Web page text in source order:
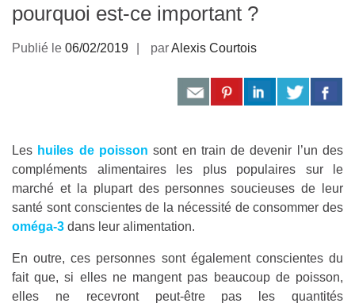
pourquoi est-ce important ?
Publié le 06/02/2019 parAlexis Courtois
Les huiles de poisson sont en train de devenir l’un des
compléments alimentaires les plus populaires sur le
marché et la plupart des personnes soucieuses de leur
santé sont conscientes de la nécessité de consommer des
oméga-3 dans leur alimentation.
En outre, ces personnes sont également conscientes du
fait que, si elles ne mangent pas beaucoup de poisson,
elles ne recevront peut-être pas les quantités